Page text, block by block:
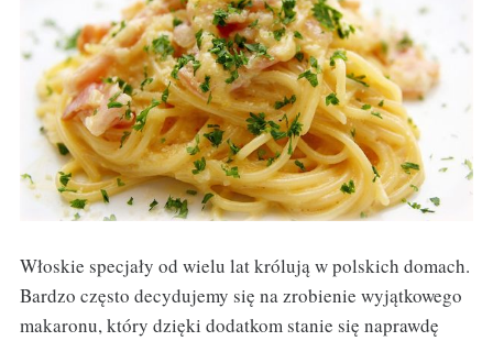
Włoskie specjały od wielu lat królują w polskich domach.
Bardzo często decydujemy się na zrobienie wyjątkowego
makaronu, który dzięki dodatkom stanie się naprawdę